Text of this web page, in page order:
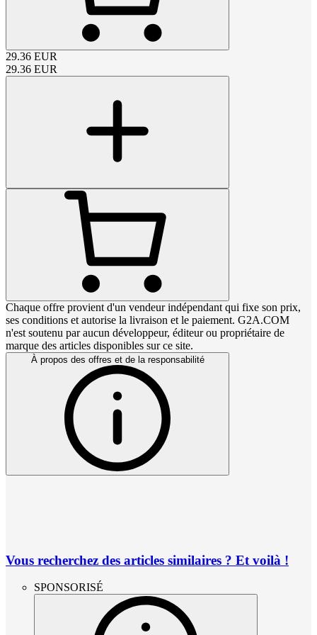
29.36 EUR
29.36 EUR
Chaque offre provient d'un vendeur indépendant qui fixe son prix,
ses conditions et autorise la livraison et le paiement. G2A.COM
n'est soutenu par aucun développeur, éditeur ou propriétaire de
marque des articles disponibles sur ce site.
À propos des offres et de la responsabilité
Vous recherchez des articles similaires ? Et voilà !
SPONSORISÉ